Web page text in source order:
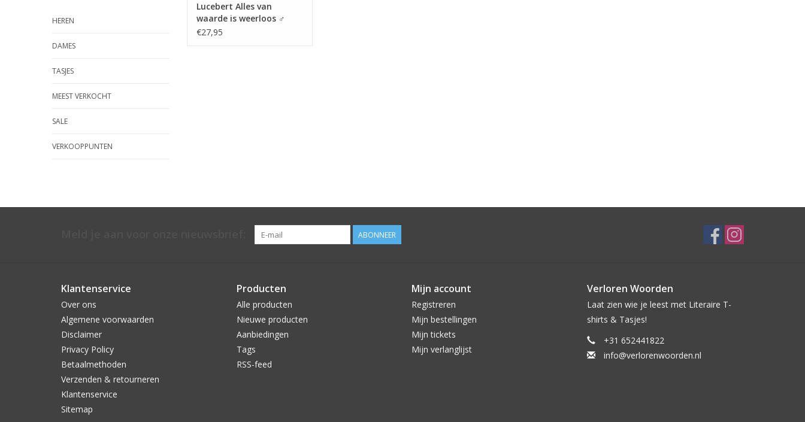
HEREN
DAMES
TASJES
MEEST VERKOCHT
SALE
VERKOOPPUNTEN
Lucebert Alles van
waarde is weerloos ♂
€27,95
ABONNEER
Klantenservice
Over ons
Algemene voorwaarden
Disclaimer
Privacy Policy
Betaalmethoden
Verzenden & retourneren
Klantenservice
Sitemap
Producten
Alle producten
Nieuwe producten
Aanbiedingen
Tags
RSS-feed
Mijn account
Registreren
Mijn bestellingen
Mijn tickets
Mijn verlanglijst
Verloren Woorden
Laat zien wie je leest met Literaire T-
shirts & Tasjes!
+31 652441822
info@verlorenwoorden.nl